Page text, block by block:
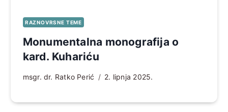
RAZNOVRSNE TEME
Monumentalna monografija o
kard. Kuhariću
msgr. dr. Ratko Perić 2. lipnja 2025.